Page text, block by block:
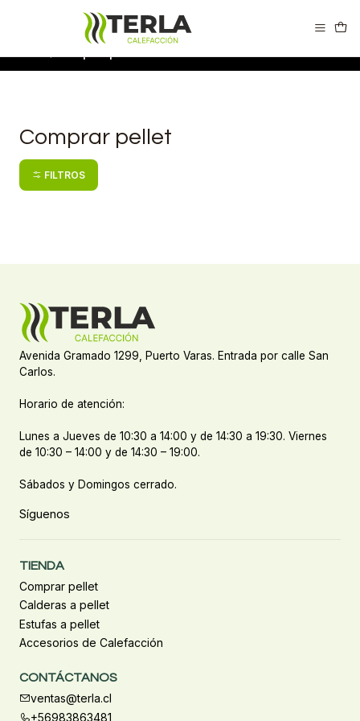
Calderas Easypell en Puerto Varas
Comprar pellet
FILTROS
Avenida Gramado 1299, Puerto Varas. Entrada por calle San
Carlos.
Horario de atención:
Lunes a Jueves de 10:30 a 14:00 y de 14:30 a 19:30. Viernes
de 10:30 – 14:00 y de 14:30 – 19:00.
Sábados y Domingos cerrado.
Síguenos
TIENDA
Comprar pellet
Calderas a pellet
Estufas a pellet
Accesorios de Calefacción
CONTÁCTANOS
ventas@terla.cl
+56983863481